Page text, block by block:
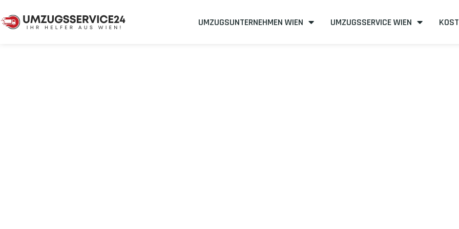
UMZUGSUNTERNEHMEN WIEN UMZUGSSERVICE WIEN